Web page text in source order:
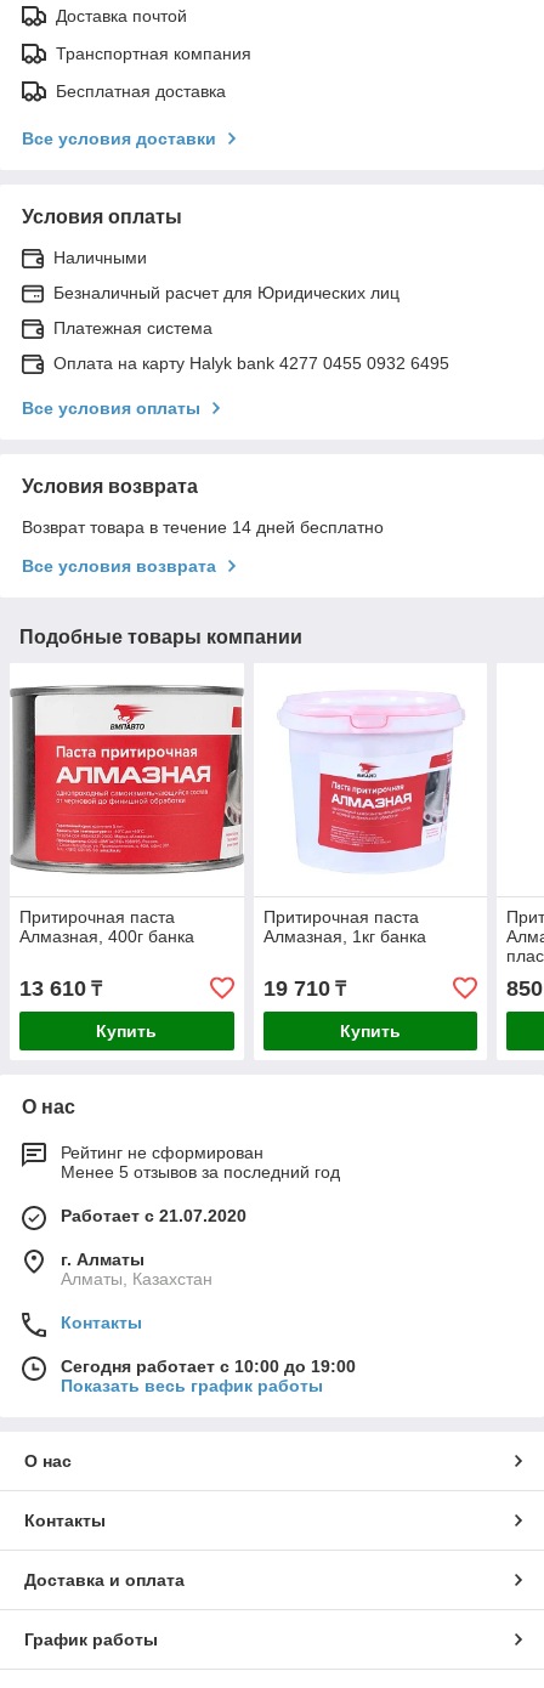
Доставка почтой
Транспортная компания
Бесплатная доставка
Все условия доставки
Условия оплаты
Наличными
Безналичный расчет для Юридических лиц
Платежная система
Оплата на карту Halyk bank 4277 0455 0932 6495
Все условия оплаты
Условия возврата
Возврат товара в течение 14 дней бесплатно
Все условия возврата
Подобные товары компании
Притирочная паста
Алмазная, 400г банка
13 610 ₸
Купить
Притирочная паста
Алмазная, 1кг банка
19 710₸
Купить
850
О нас
Рейтинг не сформирован
Менее 5 отзывов за последний год
Работает с 21.07.2020
г. Алматы
Алматы, Казахстан
Контакты
Сегодня работает с 10:00 до 19:00
Показать весь график работы
О нас
Контакты
Доставка и оплата
График работы